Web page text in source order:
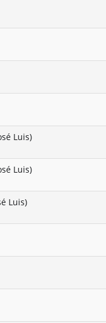
Luis)
Luis)
Luis)